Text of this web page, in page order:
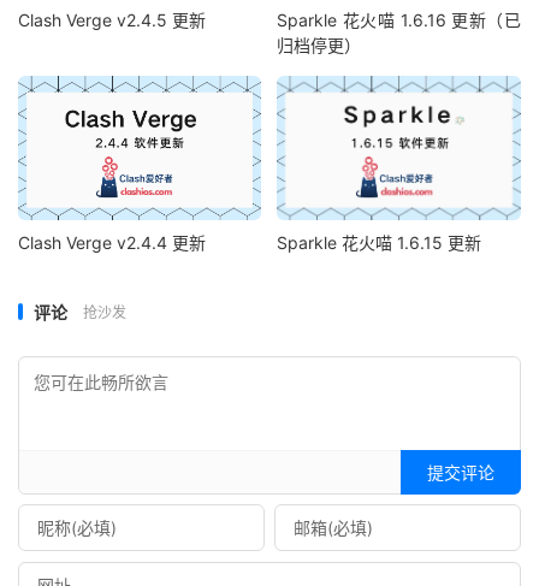
Clash Verge v2.4.5 更新
Sparkle 花火喵 1.6.16 更新（已
归档停更）
Clash Verge v2.4.4 更新 Sparkle 花火喵 1.6.15 更新
评论 抢沙发
提交评论